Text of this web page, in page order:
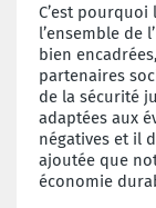
C’est
l’ensemble de
bien
partenaires
de la sécurité
adaptées aux
négatives et il
ajoutée que
économie